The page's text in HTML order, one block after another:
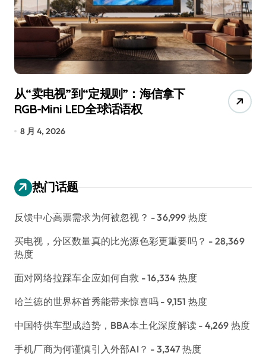
“定规则”：海信拿下
全球话语权
追觅、石头科
已被美国认定
热门话题
反馈中心高票需求为何被忽视？ - 36,999 热度
买电视，分区数量真的比光源色彩更重要吗？ - 28,369
热度
面对网络拉踩车企应如何自救 - 16,334 热度
哈兰德的世界杯首秀能带来惊喜吗 - 9,151 热度
中国特供车型成趋势，BBA本土化深度解读 - 4,269 热度
手机厂商为何谨慎引入外部AI？ - 3,347 热度